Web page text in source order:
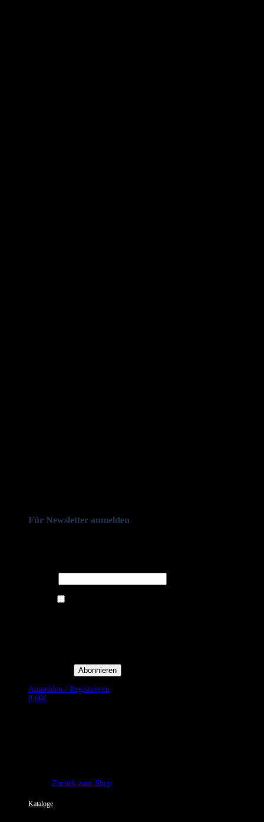
Für Newsletter anmelden
Anmelden / Registrieren
0,00€
Zurück zum Shop
Kataloge